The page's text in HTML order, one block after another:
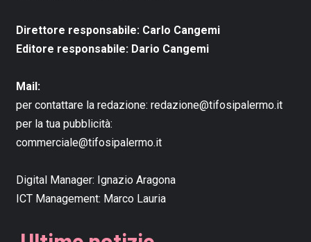
Direttore responsabile: Carlo Cangemi
Editore responsabile: Dario Cangemi
Mail:
per contattare la redazione: redazione@tifosipalermo.it
per la tua pubblicità:
commerciale@tifosipalermo.it
Digital Manager: Ignazio Aragona
ICT Management: Marco Lauria